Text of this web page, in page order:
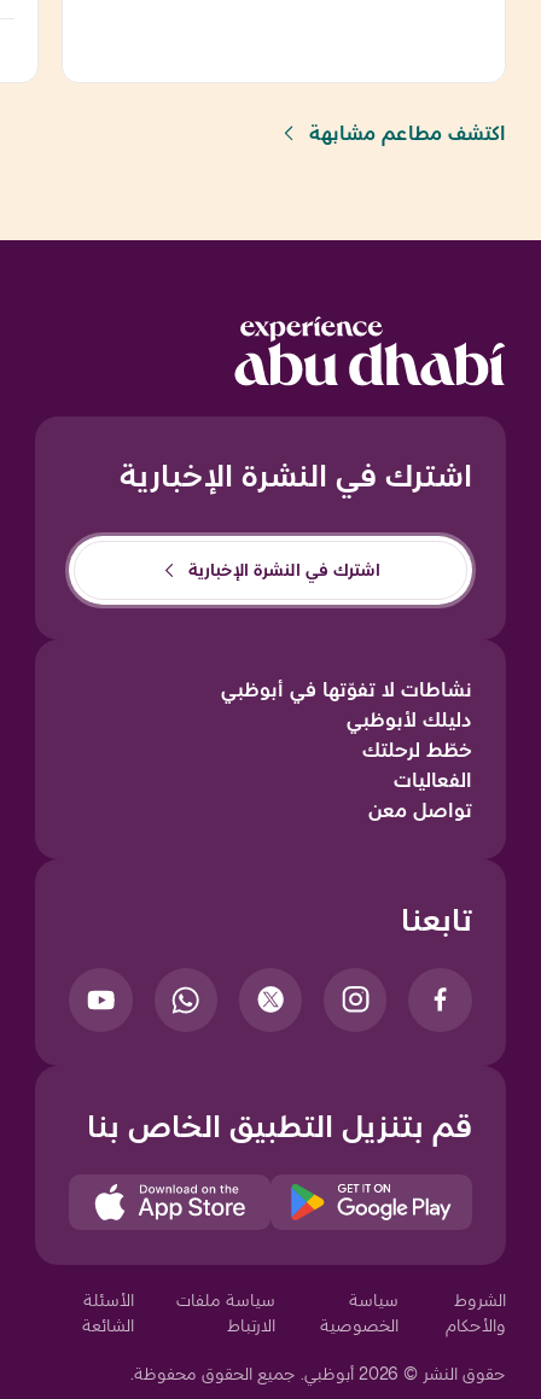
اكتشف مطاعم مشابهة
اشترك في النشرة الإخبارية
اشترك في النشرة الإخبارية
نشاطات لا تفوّتها في أبوظبي
دليلك لأبوظبي
خطّط لرحلتك
الفعاليات
تواصل معن
تابعنا
قم بتنزيل التطبيق الخاص بنا
الشروط
والأحكام
سياسة
الخصوصية
سياسة ملفات
الارتباط
الأسئلة
الشائعة
حقوق النشر © 2026 أبوظبي. جميع الحقوق محفوظة.